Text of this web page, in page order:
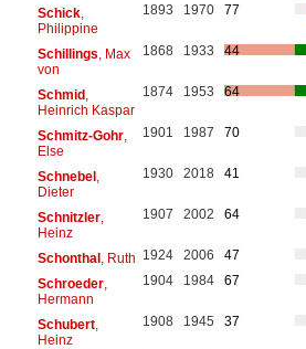
Schick,
Philippine
1893 1970 77
Schillings , Max
von
1868 1933 44
Schmid,
Heinrich Kaspar
1874 1953 64
Schmitz-Gohr,
Else
1901 1987 70
Schnebel,
Dieter
1930 2018 41
Schnitzler,
Heinz
1907 2002 64
Schonthal, Ruth 1924 2006
47
Schroeder,
Hermann
1904 1984 67
Schubert,
Heinz
1908 1945 37